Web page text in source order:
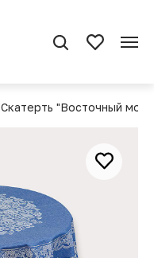
Скатерть "Восточный